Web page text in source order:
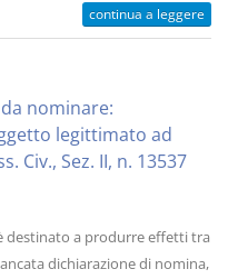
continua a leggere
nominare:
legittimato ad
Civ., Sez. II, n. 13537
destinato a produrre effetti tra
dichiarazione di nomina,